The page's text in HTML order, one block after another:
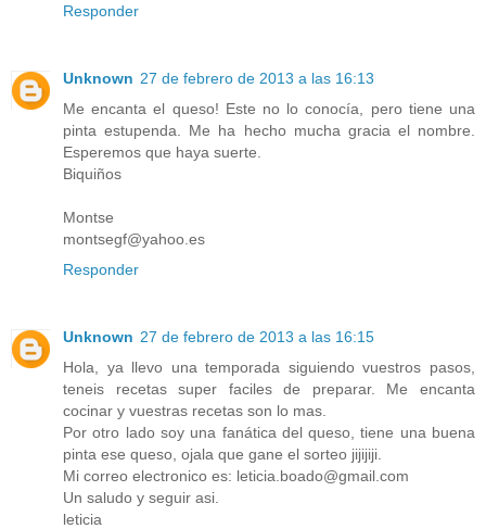
Responder
Unknown 27 de febrero de 2013 a las 16:13
Me encanta el queso! Este no lo conocía, pero tiene una
pinta estupenda. Me ha hecho mucha gracia el nombre.
Esperemos que haya suerte.
Biquiños
Montse
montsegf@yahoo.es
Responder
Unknown 27 de febrero de 2013 a las 16:15
Hola, ya llevo una temporada siguiendo vuestros pasos,
teneis recetas super faciles de preparar. Me encanta
cocinar y vuestras recetas son lo mas.
Por otro lado soy una fanática del queso, tiene una buena
pinta ese queso, ojala que gane el sorteo jijijiji.
Mi correo electronico es: leticia.boado@gmail.com
Un saludo y seguir asi.
leticia